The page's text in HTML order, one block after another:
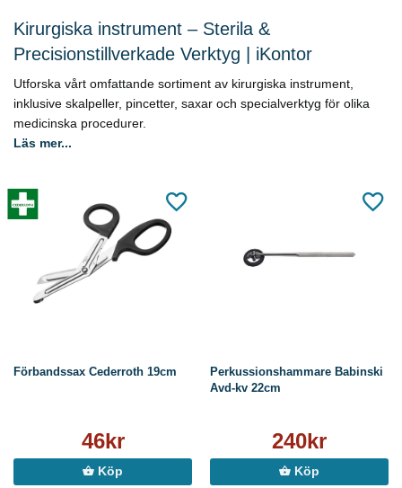
Kirurgiska instrument – Sterila &
Precisionstillverkade Verktyg | iKontor
Utforska vårt omfattande sortiment av kirurgiska instrument,
inklusive skalpeller, pincetter, saxar och specialverktyg för olika
medicinska procedurer.
Läs mer...
Förbandssax Cederroth 19cm
46kr
Köp
Perkussionshammare Babinski
Avd-kv 22cm
240kr
Köp